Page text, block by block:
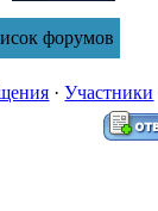
форумов
·Участники